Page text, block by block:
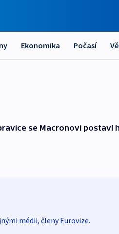
Ekonomika Počasí
se Macronovi postaví
médii, členy Eurovize.